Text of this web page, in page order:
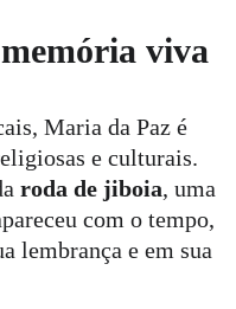
viva
Maria da Paz é
e culturais.
roda de jiboia, uma
com o tempo,
lembrança e em sua